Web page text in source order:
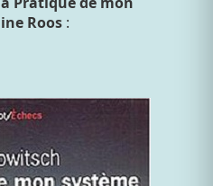
Roos :